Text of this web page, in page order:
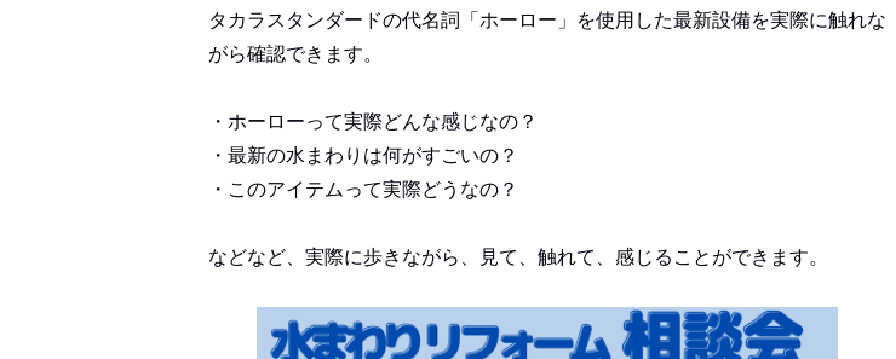
タカラスタンダードの代名詞「ホーロー」を使用した最新設備を実際に触れな
がら確認できます。
・ホーローって実際どんな感じなの？
・最新の水まわりは何がすごいの？
・このアイテムって実際どうなの？
などなど、実際に歩きながら、見て、触れて、感じることができます。